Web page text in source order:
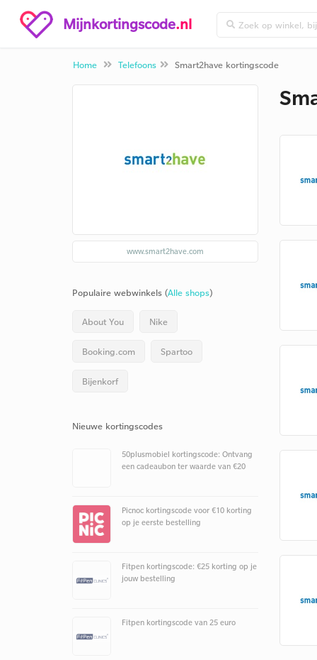
Mijnkortingscode.nl
Home Telefoons Smart2have kortingscode
www.smart2have.com
Populaire webwinkels (Alle shops)
About You Nike
Booking.com Spartoo
Bijenkorf
Nieuwe kortingscodes
50plusmobiel kortingscode: Ontvang
een cadeaubon ter waarde van €20
Picnoc kortingscode voor €10 korting
op je eerste bestelling
Fitpen kortingscode: €25 korting op je
jouw bestelling
Fitpen kortingscode van 25 euro